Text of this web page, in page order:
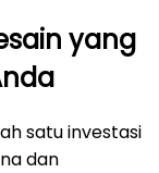
yang
satu investasi
dan